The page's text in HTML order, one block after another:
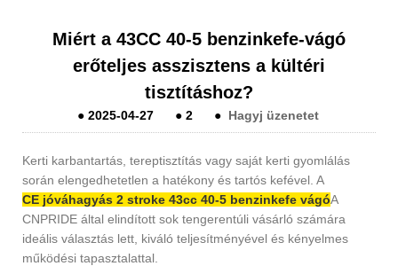
Miért a 43CC 40-5 benzinkefe-vágó
erőteljes asszisztens a kültéri
tisztításhoz?
●2025-04-27 ●2 ● Hagyj üzenetet
Kerti karbantartás, tereptisztítás vagy saját kerti gyomlálás
során elengedhetetlen a hatékony és tartós kefével. A
CE jóváhagyás 2 stroke 43cc 40-5 benzinkefe vágóA
CNPRIDE által elindított sok tengerentúli vásárló számára
ideális választás lett, kiváló teljesítményével és kényelmes
működési tapasztalattal.